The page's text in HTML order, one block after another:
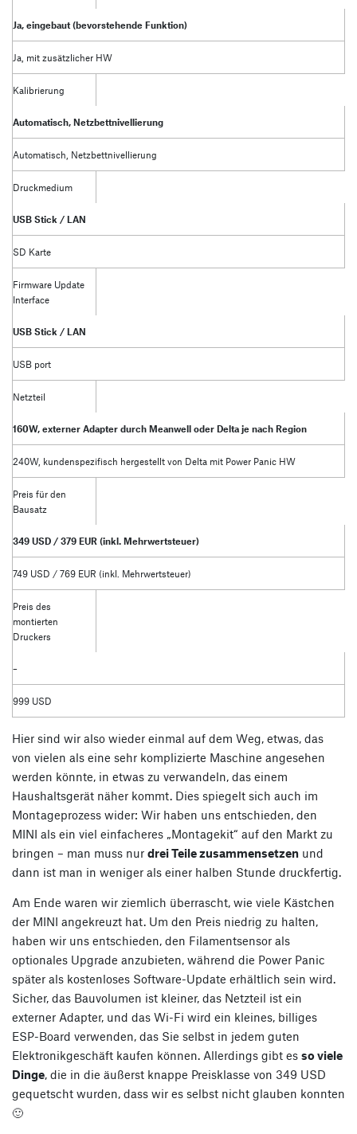
Ja, eingebaut (bevorstehende Funktion)
Ja, mit zusätzlicher HW
Kalibrierung
Automatisch, Netzbettnivellierung
Automatisch, Netzbettnivellierung
Druckmedium
USB Stick / LAN
SD Karte
Firmware Update
Interface
USB Stick / LAN
USB port
Netzteil
160W, externer Adapter durch Meanwell oder Delta je nach Region
240W, kundenspezifisch hergestellt von Delta mit Power Panic HW
Preis für den
Bausatz
349 USD / 379 EUR (inkl. Mehrwertsteuer)
749 USD / 769 EUR (inkl. Mehrwertsteuer)
Preis des
montierten
Druckers
–
999 USD
Hier sind wir also wieder einmal auf dem Weg, etwas, das
von vielen als eine sehr komplizierte Maschine angesehen
werden könnte, in etwas zu verwandeln, das einem
Haushaltsgerät näher kommt. Dies spiegelt sich auch im
Montageprozess wider: Wir haben uns entschieden, den
MINI als ein viel einfacheres „Montagekit“ auf den Markt zu
bringen – man muss nur drei Teile zusammensetzen und
dann ist man in weniger als einer halben Stunde druckfertig.
Am Ende waren wir ziemlich überrascht, wie viele Kästchen
der MINI angekreuzt hat. Um den Preis niedrig zu halten,
haben wir uns entschieden, den Filamentsensor als
optionales Upgrade anzubieten, während die Power Panic
später als kostenloses Software-Update erhältlich sein wird.
Sicher, das Bauvolumen ist kleiner, das Netzteil ist ein
externer Adapter, und das Wi-Fi wird ein kleines, billiges
ESP-Board verwenden, das Sie selbst in jedem guten
Elektronikgeschäft kaufen können. Allerdings gibt es so viele
Dinge, die in die äußerst knappe Preisklasse von 349 USD
gequetscht wurden, dass wir es selbst nicht glauben konnten
🙂